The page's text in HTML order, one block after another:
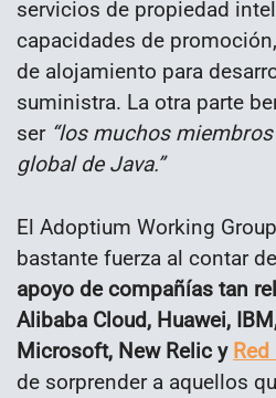
servicios de propiedad
capacidades de
de alojamiento para
suministra. La otra parte
ser “los muchos
global de Java.”
El Adoptium Working
bastante fuerza al contar
apoyo de compañías tan
Alibaba Cloud, Huawei,
Microsoft, New Relic y
de sorprender a aquellos